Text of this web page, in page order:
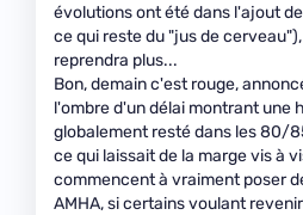
évolutions ont été dans l'ajout
ce qui reste du "jus de
reprendra plus...
Bon, demain c'est rouge,
l'ombre d'un délai montrant une
globalement resté dans les 80/
ce qui laissait de la marge vis à
commencent à vraiment poser
AMHA, si certains voulant